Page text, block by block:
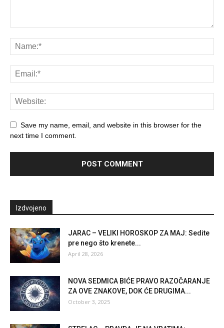
Save my name, email, and website in this browser for the
next time I comment.
Izdvojeno
JARAC – VELIKI HOROSKOP ZA MAJ: Sedite
pre nego što krenete...
April 28, 2026
NOVA SEDMICA BIĆE PRAVO RAZOČARANJE
ZA OVE ZNAKOVE, DOK ĆE DRUGIMA...
October 3, 2025